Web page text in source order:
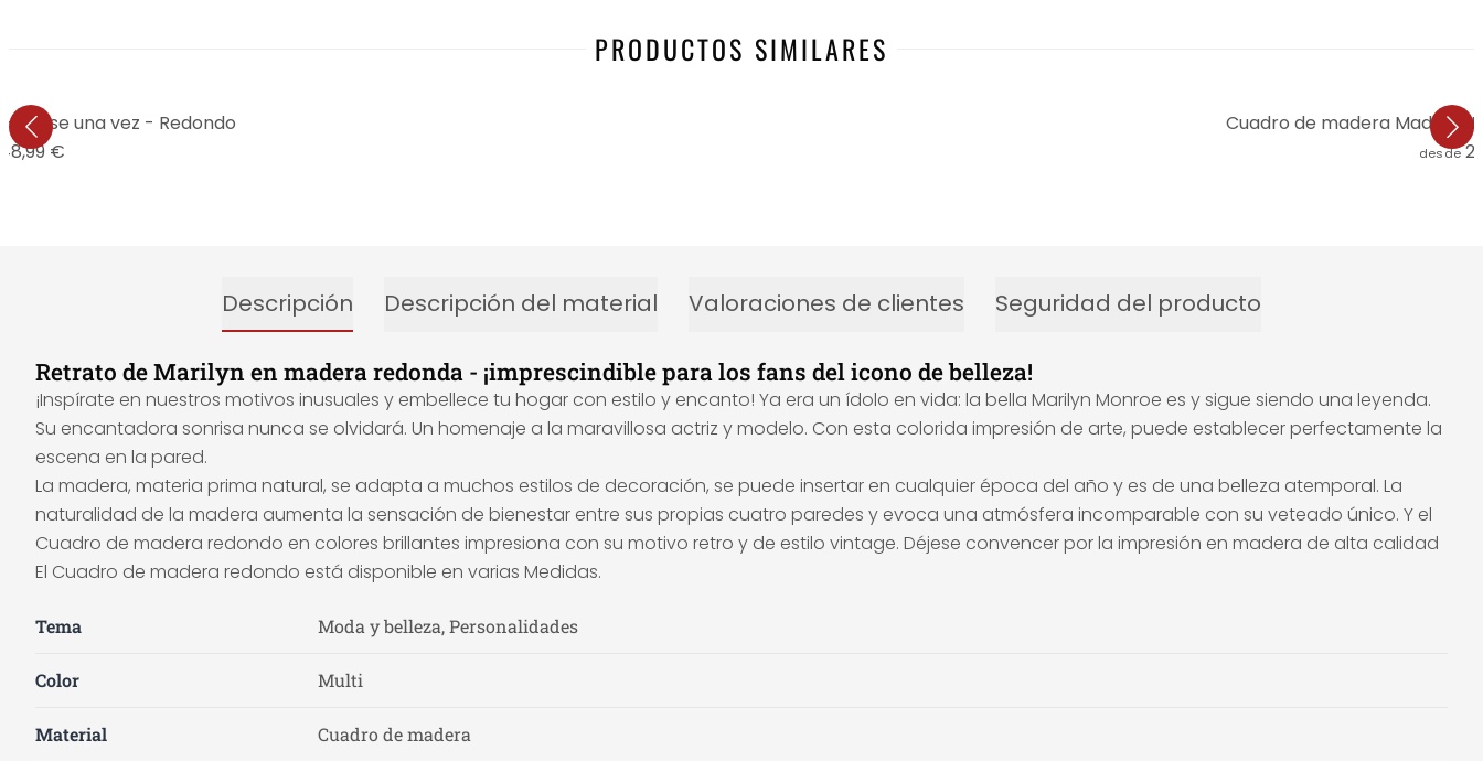
PRODUCTOS SIMILARES
Érase una vez - Redondo
48,99 €
Cuadro de madera Maddies
desde
Descripción Descripción del material Valoraciones de clientes Seguridad del producto
Retrato de Marilyn en madera redonda - ¡imprescindible para los fans del icono de belleza!
¡Inspírate en nuestros motivos inusuales y embellece tu hogar con estilo y encanto! Ya era un ídolo en vida: la bella Marilyn Monroe es y sigue siendo una leyenda.
Su encantadora sonrisa nunca se olvidará. Un homenaje a la maravillosa actriz y modelo. Con esta colorida impresión de arte, puede establecer perfectamente la
escena en la pared.
La madera, materia prima natural, se adapta a muchos estilos de decoración, se puede insertar en cualquier época del año y es de una belleza atemporal. La
naturalidad de la madera aumenta la sensación de bienestar entre sus propias cuatro paredes y evoca una atmósfera incomparable con su veteado único. Y el
Cuadro de madera redondo en colores brillantes impresiona con su motivo retro y de estilo vintage. Déjese convencer por la impresión en madera de alta calidad
El Cuadro de madera redondo está disponible en varias Medidas.
Tema Moda y belleza, Personalidades
Color Multi
Material Cuadro de madera